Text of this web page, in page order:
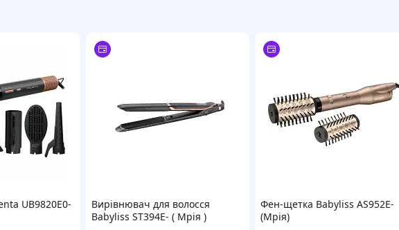
UB9820E0-
Вирівнювач для волосся
Babyliss ST394E- ( Мрія )
Фен-щетка Babyliss AS952E-
(Мрія)